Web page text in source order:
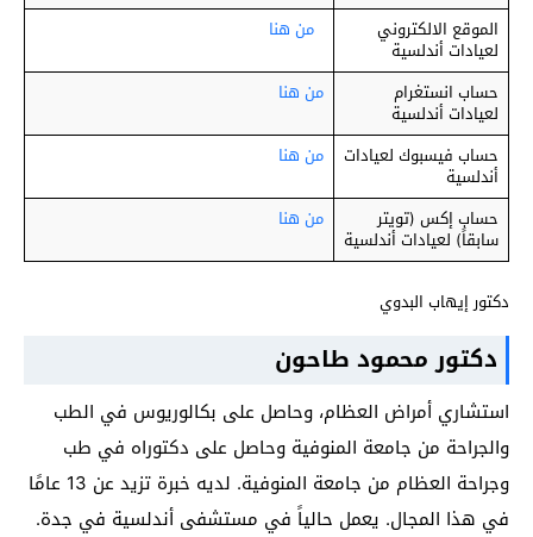
الموقع الالكتروني
لعيادات أندلسية
من هنا
حساب انستغرام
لعيادات أندلسية
من هنا
حساب فيسبوك لعيادات
أندلسية
من هنا
حساب إكس (تويتر
سابقاً) لعيادات أندلسية
من هنا
دكتور إيهاب البدوي
دكتور محمود طاحون
استشاري أمراض العظام، وحاصل على بكالوريوس في الطب
والجراحة من جامعة المنوفية وحاصل على دكتوراه في طب
وجراحة العظام من جامعة المنوفية. لديه خبرة تزيد عن 13 عامًا
في هذا المجال. يعمل حالياً في مستشفى أندلسية في جدة.